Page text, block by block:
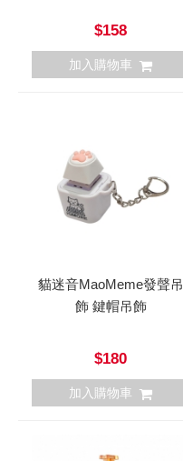
$158
加入購物車
貓迷音MaoMeme發聲吊
飾 鍵帽吊飾
$180
加入購物車